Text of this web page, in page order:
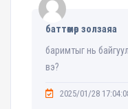
баттөмөр золзаяа
баримтыг нь
вэ?
2025/01/28